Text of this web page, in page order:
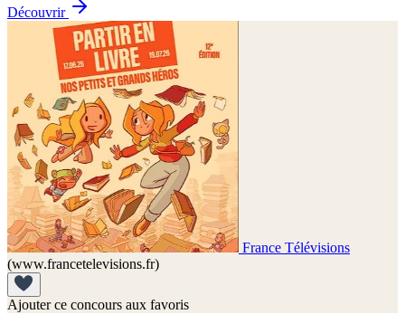
Découvrir
France Télévisions
(www.francetelevisions.fr)
Ajouter ce concours aux favoris